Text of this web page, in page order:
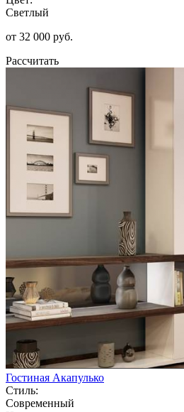
Светлый
от 32 000 руб.
Рассчитать
Гостиная Акапулько
Стиль:
Современный